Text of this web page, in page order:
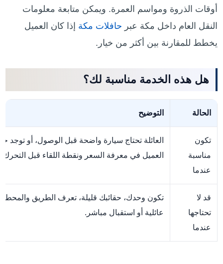
أوقات الذروة ومواسم العمرة. ويمكن متابعة معلومات
النقل العام داخل مكة عبر حافلات مكة إذا كان العميل
يخطط للمقارنة بين أكثر من خيار.
هل هذه الخدمة مناسبة لك؟
الحالة التوضيح
تكون
مناسبة
عندما
العائلة تحتاج سيارة واضحة قبل الوصول، أو توجد
العميل في معرفة السعر ونقطة اللقاء قبل التحرك.
قد لا
تحتاجها
عندما
تكون وحدك، حقائبك قليلة، تعرف الطريق والمحطات
عائلية أو استقبال مباشر.